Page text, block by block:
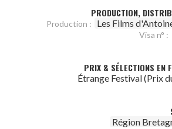
PRODUCTION,
Production : Les Films
Visa n° :
PRIX & SÉLECTIONS EN
Étrange Festival (Prix
Région